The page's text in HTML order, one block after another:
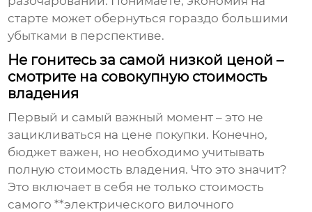
старте может обернуться гораздо большими
убытками в перспективе.
Не гонитесь за самой низкой ценой –
смотрите на совокупную стоимость
владения
Первый и самый важный момент – это не
зацикливаться на цене покупки. Конечно,
бюджет важен, но необходимо учитывать
полную стоимость владения. Что это значит?
Это включает в себя не только стоимость
самого **электрического вилочного